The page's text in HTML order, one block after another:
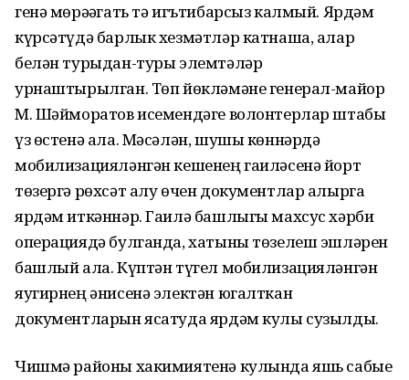
генә мөрәҗәгать тә игътибарсыз калмый. Ярдәм
күрсәтүдә барлык хезмәтләр катнаша, алар
белән турыдан-туры элемтәләр
урнаштырылган. Төп йөкләмәне генерал-майор
М. Шәйморатов исемендәге волонтерлар штабы
үз өстенә ала. Мәсәлән, шушы көннәрдә
мобилизацияләнгән кешенең гаиләсенә йорт
төзергә рөхсәт алу өчен документлар алырга
ярдәм иткәннәр. Гаилә башлыгы махсус хәрби
операциядә булганда, хатыны төзелеш эшләрен
башлый ала. Күптән түгел мобилизацияләнгән
яугирнең әнисенә электән югалткан
документларын ясатуда ярдәм кулы сузылды.
Чишмә районы хакимиятенә кулында яшь сабые